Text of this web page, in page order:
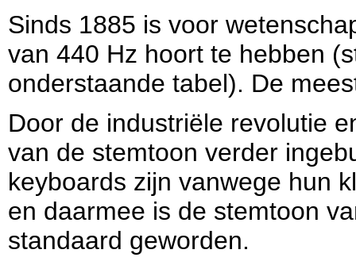
Sinds 1885 is voor
van 440 Hz hoort te hebben
onderstaande tabel). De
Door de industriële revolutie
van de stemtoon verder
keyboards zijn vanwege hun
en daarmee is de stemtoon
standaard geworden.